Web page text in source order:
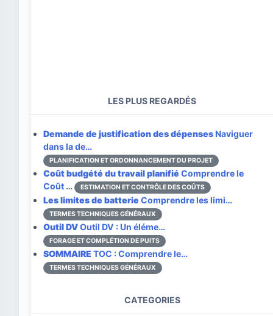
LES PLUS REGARDÉS
Demande de justification des dépenses Naviguer
dans la de…
PLANIFICATION ET ORDONNANCEMENT DU PROJET
Coût budgété du travail planifié Comprendre le
Coût …
ESTIMATION ET CONTRÔLE DES COÛTS
Les limites de batterie Comprendre les limi…
TERMES TECHNIQUES GÉNÉRAUX
Outil DVOutil DV : Un éléme…
FORAGE ET COMPLÉTION DE PUITS
SOMMAIRE TOC : Comprendre le…
TERMES TECHNIQUES GÉNÉRAUX
CATEGORIES